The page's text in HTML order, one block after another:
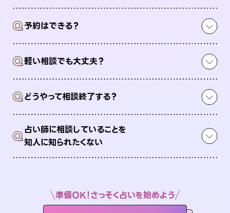
Q予約はできる？
Q軽い相談でも大丈夫？
Qどうやって相談終了する？
Q占い師に相談していることを
知人に知られたくない
準備OK！さっそく占いを始めよう